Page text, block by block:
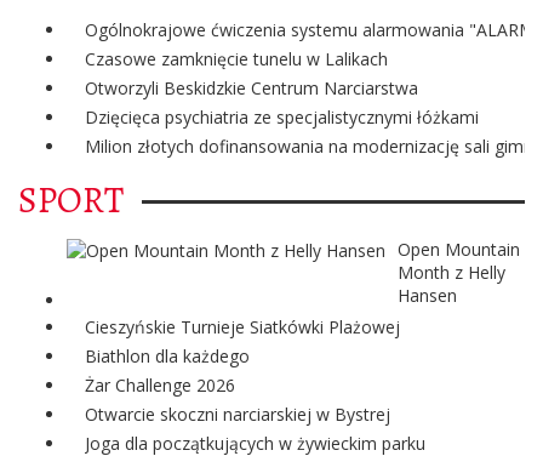
Ogólnokrajowe ćwiczenia systemu alarmowania "ALARM"
Czasowe zamknięcie tunelu w Lalikach
Otworzyli Beskidzkie Centrum Narciarstwa
Dzięcięca psychiatria ze specjalistycznymi łóżkami
Milion złotych dofinansowania na modernizację sali
SPORT
Open Mountain
Month z Helly
Hansen
Cieszyńskie Turnieje Siatkówki Plażowej
Biathlon dla każdego
Żar Challenge 2026
Otwarcie skoczni narciarskiej w Bystrej
Joga dla początkujących w żywieckim parku